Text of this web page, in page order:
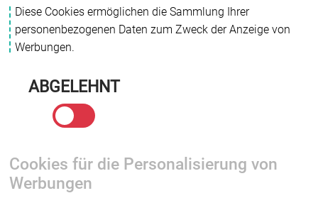
Diese Cookies ermöglichen die Sammlung Ihrer
personenbezogenen Daten zum Zweck der Anzeige von
Werbungen.
ABGELEHNT
Cookies für die Personalisierung von
Werbungen